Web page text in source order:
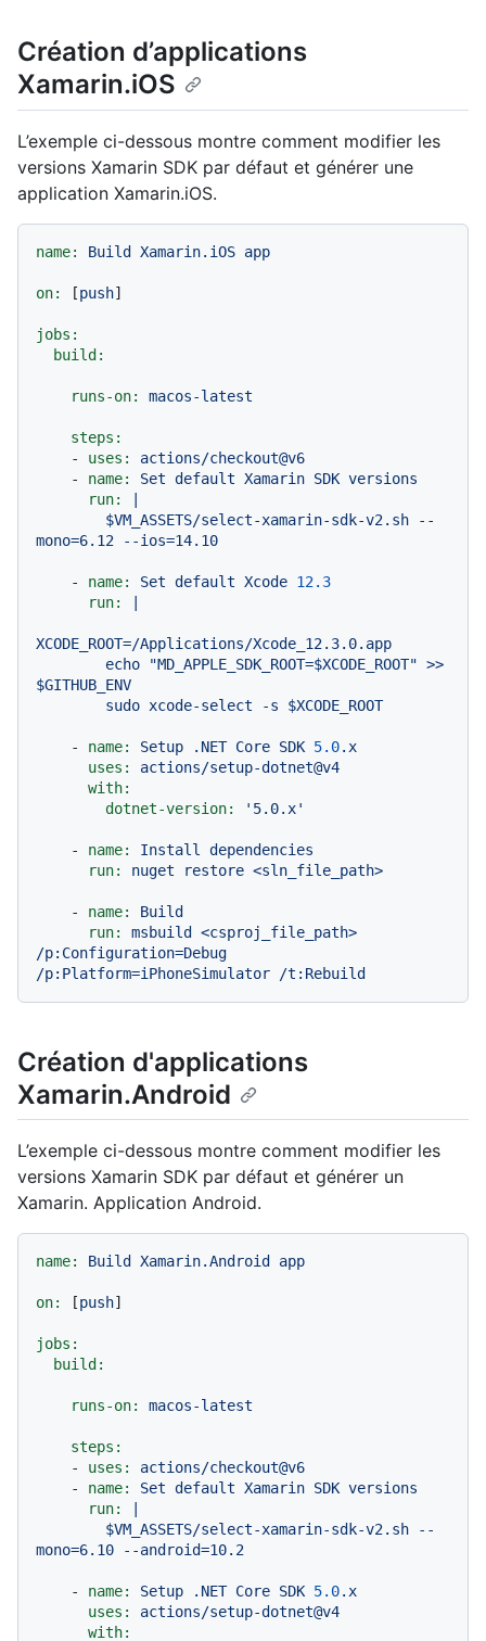
Création d’applications
Xamarin.iOS
L’exemple ci-dessous montre comment modifier les
versions Xamarin SDK par défaut et générer une
application Xamarin.iOS.
name: Build Xamarin.iOS app
on: [push]
jobs:
build:
runs-on: macos-latest
steps:
-
uses:
actions/checkout@v6
-
name: Set default Xamarin SDK versions
run:
|
- name: Set default Xcode 12.3
run:
|
XCODE_ROOT=/Applications/Xcode_12.3.0.app
$GITHUB_ENV
- name: Setup .NET Core SDK 5.0.x
uses:
actions/setup-dotnet@v4
with:
dotnet-version:
'5.0.x'
- name: Install
dependencies
run:
nuget restore <sln_file_path>
- name:
Build
run:
msbuild <csproj_file_path>
/p:Configuration=Debug
/p:Platform=iPhoneSimulator
/t:Rebuild
Création d'applications
Xamarin.Android
L’exemple ci-dessous montre comment modifier les
versions Xamarin SDK par défaut et générer un
Xamarin. Application Android.
name: Build Xamarin.Android app
on: [push]
jobs:
build:
runs-on: macos-latest
steps:
-
uses:
actions/checkout@v6
-
name: Set default Xamarin SDK versions
run:
- name: Setup .NET Core SDK 5.0.x
uses:
actions/setup-dotnet@v4
with: